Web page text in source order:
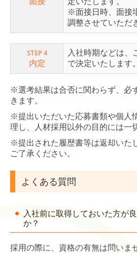
※面接日時、面接
調整させていただ
STEP 4
内定
入社時期などは、
で決定いたします。
※選考結果は合否に関わらず、必
きます。
※提出いただいた応募書類や個人
理し、人材採用以外の目的には一
※提出された履歴書等は返却いた
ご了承ください。
よくある質問
入社前に取得しておいた方が
か？
採用の際に、資格の有無は問いま